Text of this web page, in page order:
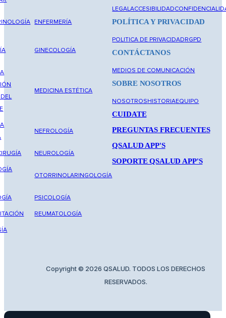
ENFERMERÍA
GINECOLOGÍA
MEDICINA ESTÉTICA
NEFROLOGÍA
NEUROLOGÍA
OTORRINOLARINGOLOGÍA
PSICOLOGÍA
REUMATOLOGÍA
LEGALACCESIBILIDAD
POLÍTICA Y PRIVACIDAD
POLITICA DE PRIVACIDADRGPD
CONTÁCTANOS
MEDIOS DE COMUNICACIÓN
SOBRE NOSOTROS
NOSOTROSHISTORIAEQUIPO
CUIDATE
PREGUNTAS FRECUENTES
QSALUD APP'S
SOPORTE QSALUD APP'S
Copyright © 2026 QSALUD. TODOS LOS DERECHOS
RESERVADOS.